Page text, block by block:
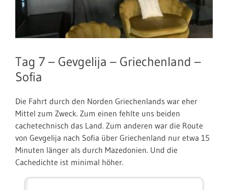
Tag 7 – Gevgelija – Griechenland –
Sofia
Die Fahrt durch den Norden Griechenlands war eher
Mittel zum Zweck. Zum einen fehlte uns beiden
cachetechnisch das Land. Zum anderen war die Route
von Gevgelija nach Sofia über Griechenland nur etwa 15
Minuten länger als durch Mazedonien. Und die
Cachedichte ist minimal höher.